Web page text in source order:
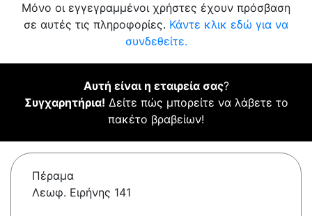
Μόνο οι εγγεγραμμένοι χρήστες έχουν πρόσβαση
σε αυτές τις πληροφορίες. Κάντε κλικ εδώ για να
συνδεθείτε.
Αυτή είναι η εταιρεία σας?
Συγχαρητήρια! Δείτε πώς μπορείτε να λάβετε το
πακέτο βραβείων!
Πέραμα
Λεωφ. Ειρήνης 141